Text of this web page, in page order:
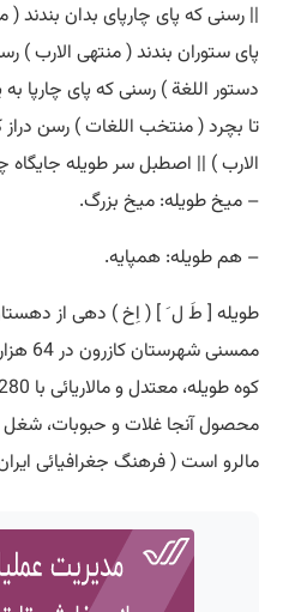
|| رسنی که پای چارپای بدان بندند
پای ستوران بندند ( منتهی الارب )
دستور اللغة ) رسنی که پای
تا بچرد ( منتخب اللغات ) رسن
الارب ) || اصطبل سر طویله جایگاه
– میخ طویله: میخ بزرگ.
– هم طویله: همپایه.
طویله [ طَ ل َ ] ( اِخ ) دهی از
محصول آنجا غلات و حبوبات، شغل
مالرو است ( فرهنگ جغرافیائی ایران